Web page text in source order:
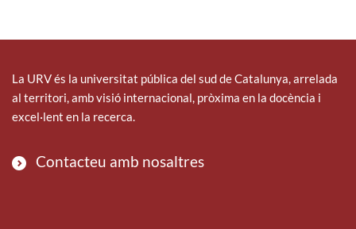
La URV és la universitat pública del sud de Catalunya, arrelada
al territori, amb visió internacional, pròxima en la docència i
excel·lent en la recerca.
Contacteu amb nosaltres